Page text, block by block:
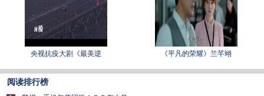
央视抗疫大剧《最美逆 《平凡的荣耀》兰芊翊
阅读排行榜